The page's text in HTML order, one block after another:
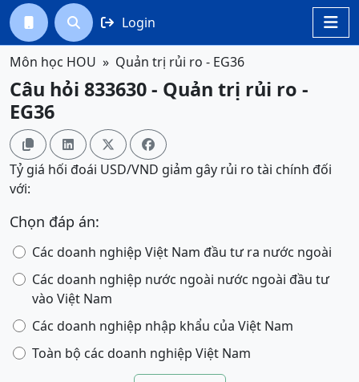

  Login
Môn học HOU Quản trị rủi ro - EG36
Câu hỏi 833630 - Quản trị rủi ro -
EG36
   
Tỷ giá hối đoái USD/VND giảm gây rủi ro tài chính đối
với:
Chọn đáp án:
Các doanh nghiệp Việt Nam đầu tư ra nước ngoài
Các doanh nghiệp nước ngoài nước ngoài đầu tư
vào Việt Nam
Các doanh nghiệp nhập khẩu của Việt Nam
Toàn bộ các doanh nghiệp Việt Nam